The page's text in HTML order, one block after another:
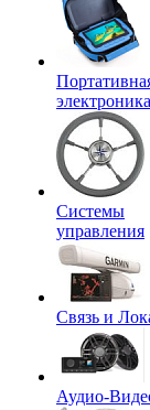
электроника
Системы
управления
Связь и
Аудио-